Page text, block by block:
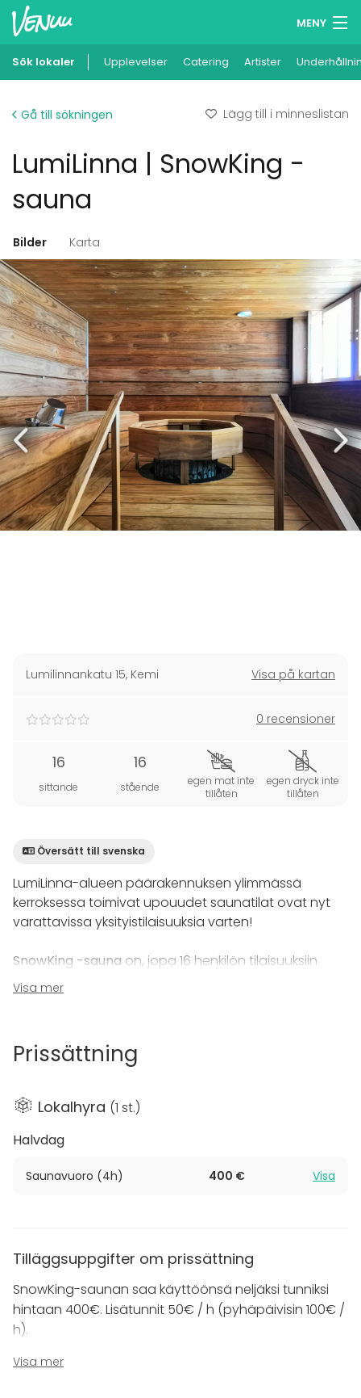
MENY
Minneslista
Lägg till din lokal
Sök lokaler Upplevelser Catering Artister
Gå till sökningen Lägg till i minneslistan
LumiLinna | SnowKing -
sauna
Bilder Karta
Lumilinnankatu 15, Kemi Visa på kartan
0 recensioner
16
sittande
16
stående
egen mat inte
tillåten
egen dryck inte
tillåten
Översätt till svenska
LumiLinna-alueen päärakennuksen ylimmässä
kerroksessa toimivat upouudet saunatilat ovat nyt
varattavissa yksityistilaisuuksia varten!
SnowKing -sauna on, jopa 16 henkilön tilaisuuksiin
soveltuva saunatila. Saunatilan yhteyteen on
mahdollista liittää oleskelutila sekä lisätä ripaus
merinäköalaterassille.
SnowKing -sauna soveltuu erinomaisesti esimerkiksi
after workien, polttareiden ja saunailtojen viettoon.
Saunatilojen yhteyteen on mahdollista varata
järjestetään talon puolesta.
Sea Lapland Day Spasta. Pyydä tarjous
myyntipalvelustamme!
Visa mer
Prissättning
Lokalhyra (1 st.)
Halvdag
Saunavuoro (4h) 400 € Visa
Tilläggsuppgifter om prissättning
SnowKing-saunan saa käyttöönsä neljäksi tunniksi
hintaan 400€. Lisätunnit 50€ / h (pyhäpäivisin 100€ /
h).
Käytössä samanaikaisesti 30 henkilön katettu terassi
Visa mer